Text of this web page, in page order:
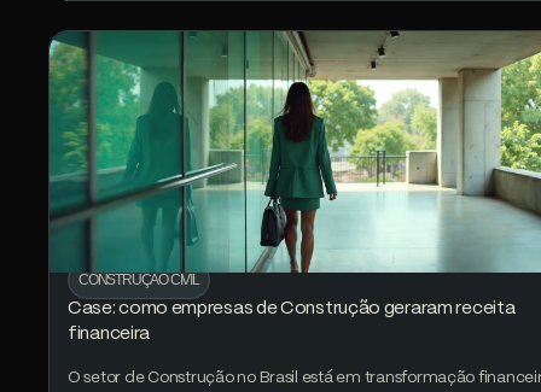
CONSTRUÇÃO CIVIL
Case: como empresas de Construção geraram receita
financeira
O setor de Construção no Brasil está em transformação